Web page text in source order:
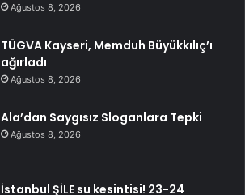
Ağustos 8, 2026
TÜGVA Kayseri, Memduh Büyükkılıç’ı
ağırladı
Ağustos 8, 2026
Ala’dan Saygısız Sloganlara Tepki
Ağustos 8, 2026
İstanbul ŞİLE su kesintisi! 23-24